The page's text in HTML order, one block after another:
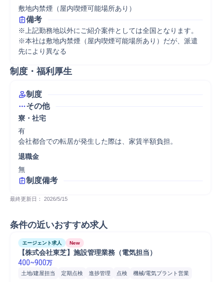
敷地内禁煙（屋内喫煙可能場所あり）
備考
※上記勤務地以外にご紹介案件としては全国となります。
※本社は敷地内禁煙（屋内喫煙可能場所あり）だが、派遣
先により異なる
制度・福利厚生
制度
その他
寮・社宅
有
会社都合での転居が発生した際は、家賃半額負担。
退職金
無
制度備考
最終更新日： 2026/5/15
条件の近いおすすめ求人
エージェント求人 New
【株式会社東芝】施設管理業務（電気担当）
400~900万
土地/建屋担当 定期点検 進捗管理 点検
機械/電気プラント営業